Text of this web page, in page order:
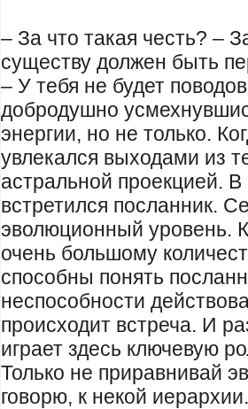
– За что такая честь? –
существу должен быть
– У тебя не будет
добродушно
энергии, но не только.
увлекался выходами из
астральной проекцией.
встретился посланник.
эволюционный уровень.
очень большому
способны понять
неспособности
происходит встреча. И
играет здесь ключевую
Только не приравнивай
говорю, к некой